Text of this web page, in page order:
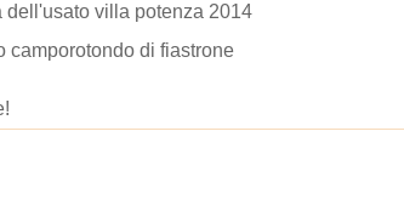
dell'usato villa potenza 2014
camporotondo di fiastrone